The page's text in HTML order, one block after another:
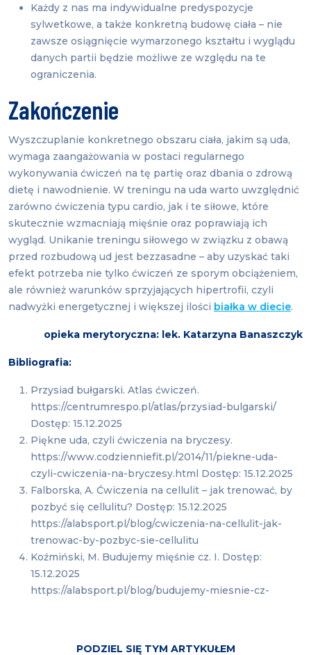
Każdy z nas ma indywidualne predyspozycje
sylwetkowe, a także konkretną budowę ciała – nie
zawsze osiągnięcie wymarzonego kształtu i wyglądu
danych partii będzie możliwe ze względu na te
ograniczenia.
Zakończenie
Wyszczuplanie konkretnego obszaru ciała, jakim są uda,
wymaga zaangażowania w postaci regularnego
wykonywania ćwiczeń na tę partię oraz dbania o zdrową
dietę i nawodnienie. W treningu na uda warto uwzględnić
zarówno ćwiczenia typu cardio, jak i te siłowe, które
skutecznie wzmacniają mięśnie oraz poprawiają ich
wygląd. Unikanie treningu siłowego w związku z obawą
przed rozbudową ud jest bezzasadne – aby uzyskać taki
efekt potrzeba nie tylko ćwiczeń ze sporym obciążeniem,
ale również warunków sprzyjających hipertrofii, czyli
nadwyżki energetycznej i większej ilości białka w diecie.
opieka merytoryczna: lek. Katarzyna Banaszczyk
Bibliografia:
Przysiad bułgarski. Atlas ćwiczeń.
https://centrumrespo.pl/atlas/przysiad-bulgarski/
Dostęp: 15.12.2025
Piękne uda, czyli ćwiczenia na bryczesy.
https://www.codzienniefit.pl/2014/11/piekne-uda-
czyli-cwiczenia-na-bryczesy.html Dostęp: 15.12.2025
Falborska, A. Ćwiczenia na cellulit – jak trenować, by
pozbyć się cellulitu? Dostęp: 15.12.2025
https://alabsport.pl/blog/cwiczenia-na-cellulit-jak-
trenowac-by-pozbyc-sie-cellulitu
Koźmiński, M. Budujemy mięśnie cz. I. Dostęp:
15.12.2025
https://alabsport.pl/blog/budujemy-miesnie-cz-
PODZIEL SIĘ TYM ARTYKUŁEM